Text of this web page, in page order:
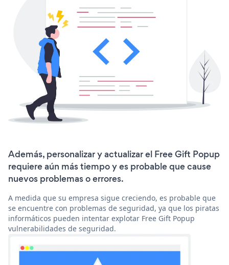
Además, personalizar y actualizar el Free Gift Popup
requiere aún más tiempo y es probable que cause
nuevos problemas o errores.
A medida que su empresa sigue creciendo, es probable que
se encuentre con problemas de seguridad, ya que los piratas
informáticos pueden intentar explotar Free Gift Popup
vulnerabilidades de seguridad.